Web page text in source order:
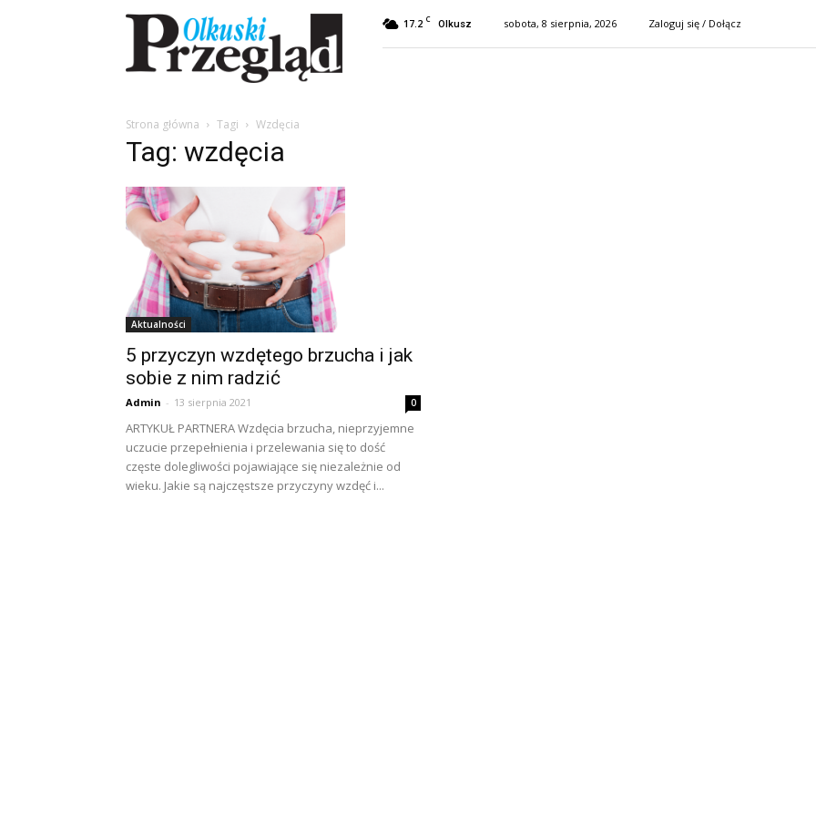
Przegląd
Olkuski
17.2 C Olkusz sobota, 8 sierpnia, 2026 Zaloguj się / Dołącz
Strona główna Tagi Wzdęcia
Tag: wzdęcia
Aktualności
5 przyczyn wzdętego brzucha i jak
sobie z nim radzić
Admin - 13 sierpnia 2021 0
ARTYKUŁ PARTNERA Wzdęcia brzucha, nieprzyjemne
uczucie przepełnienia i przelewania się to dość
częste dolegliwości pojawiające się niezależnie od
wieku. Jakie są najczęstsze przyczyny wzdęć i...